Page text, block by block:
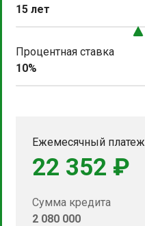
15 лет
Процентная ставка
10%
Ежемесячный платеж
22 352 ₽
Сумма кредита
2 080 000